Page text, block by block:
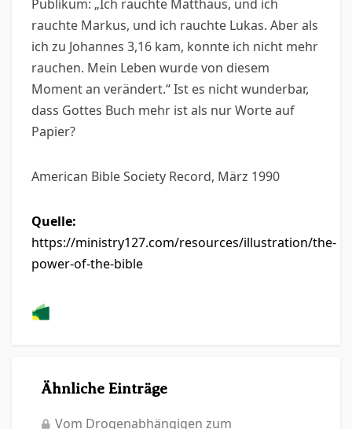
Publikum: „Ich rauchte Matthäus, und ich
rauchte Markus, und ich rauchte Lukas. Aber als
ich zu Johannes 3,16 kam, konnte ich nicht mehr
rauchen. Mein Leben wurde von diesem
Moment an verändert.“ Ist es nicht wunderbar,
dass Gottes Buch mehr ist als nur Worte auf
Papier?
American Bible Society Record, März 1990
Quelle:
https://ministry127.com/resources/illustration/the-
power-of-the-bible
Ähnliche Einträge
Vom Drogenabhängigen zum